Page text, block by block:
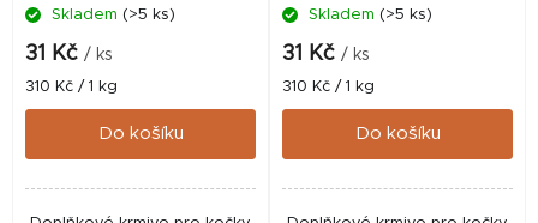
Skladem (>5 ks)
31 Kč / ks
Měrná
cena:
310 Kč / 1 kg
Do košíku
Skladem (>5 ks)
31 Kč / ks
Měrná
cena:
310 Kč / 1 kg
Do košíku